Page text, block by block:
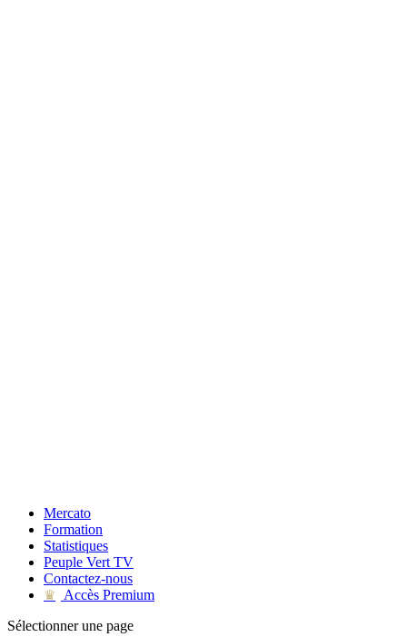
Mercato
Formation
Statistiques
Peuple Vert TV
Contactez-nous
♛
Accès Premium
Sélectionner une page